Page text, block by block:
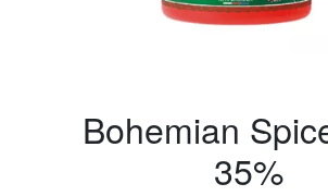
Bohemian
35%